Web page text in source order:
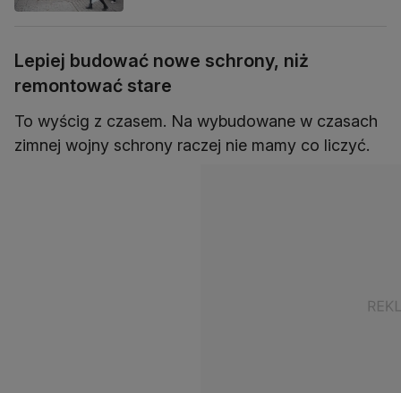
Lepiej budować nowe schrony, niż
remontować stare
To wyścig z czasem. Na wybudowane w czasach
zimnej wojny schrony raczej nie mamy co liczyć.